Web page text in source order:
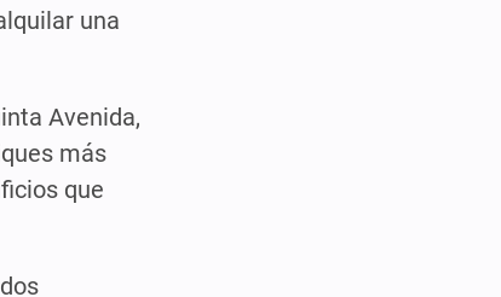
una
Avenida,
más
que